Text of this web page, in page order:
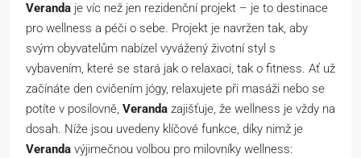
Veranda je víc než jen rezidenční projekt – je to destinace
pro wellness a péči o sebe. Projekt je navržen tak, aby
svým obyvatelům nabízel vyvážený životní styl s
vybavením, které se stará jak o relaxaci, tak o fitness. Ať už
začínáte den cvičením jógy, relaxujete při masáži nebo se
potíte v posilovně, Veranda zajišťuje, že wellness je vždy na
dosah. Níže jsou uvedeny klíčové funkce, díky nimž je
Veranda výjimečnou volbou pro milovníky wellness: